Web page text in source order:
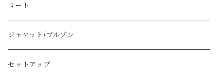
Vivienne Westwood
BURBERRY
PRADA
コート
ジャケット/ブルゾン
セットアップ